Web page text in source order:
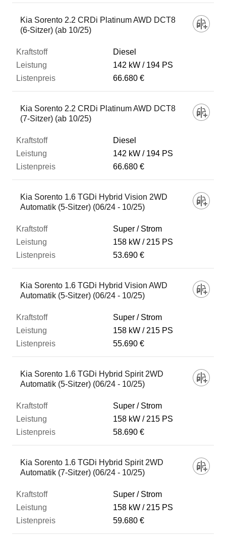
Kia Sorento 2.2 CRDi Platinum AWD DCT8
(6-Sitzer) (ab 10/25)
Diesel
142 kW
194 PS
66.680 €
Kia Sorento 2.2 CRDi Platinum AWD DCT8
(7-Sitzer) (ab 10/25)
Diesel
142 kW
194 PS
66.680 €
Kia Sorento 1.6 TGDi Hybrid Vision 2WD
Automatik (5-Sitzer) (06/24 - 10/25)
Super / Strom
158 kW
215 PS
53.690 €
Kia Sorento 1.6 TGDi Hybrid Vision AWD
Automatik (5-Sitzer) (06/24 - 10/25)
Super / Strom
158 kW
215 PS
55.690 €
Kia Sorento 1.6 TGDi Hybrid Spirit 2WD
Automatik (5-Sitzer) (06/24 - 10/25)
Super / Strom
158 kW
215 PS
58.690 €
Kia Sorento 1.6 TGDi Hybrid Spirit 2WD
Automatik (7-Sitzer) (06/24 - 10/25)
Super / Strom
158 kW
215 PS
59.680 €